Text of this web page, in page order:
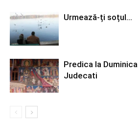
Urmează-ți soțul…
Predica la
Judecati